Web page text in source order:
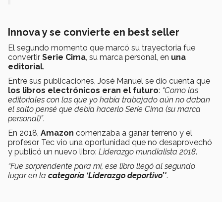
Innova y se convierte en best seller
El segundo momento que marcó su trayectoria fue
convertir Serie Cima, su marca personal, en una
editorial.
Entre sus publicaciones, José Manuel se dio cuenta que
los libros electrónicos eran el futuro: “Como las
editoriales con las que yo había trabajado aún no daban
el salto pensé que debía hacerlo Serie Cima (su marca
personal)”.
En 2018, Amazon comenzaba a ganar terreno y el
profesor Tec vio una oportunidad que no desaprovechó
y publicó un nuevo libro: Liderazgo mundialista 2018.
“Fue sorprendente para mí, ese libro llegó al segundo
lugar en la categoría ‘Liderazgo deportivo’".